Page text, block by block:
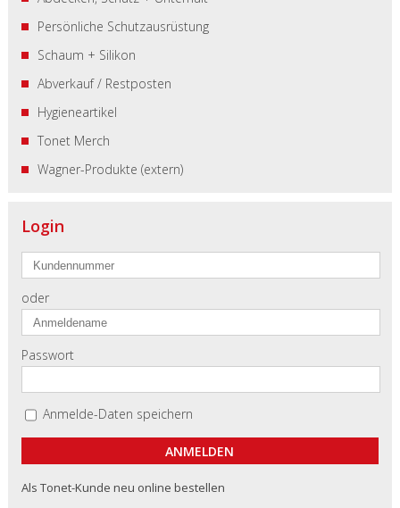
Persönliche Schutzausrüstung
Schaum + Silikon
Abverkauf / Restposten
Hygieneartikel
Tonet Merch
Wagner-Produkte (extern)
Login
oder
Passwort
Anmelde-Daten speichern
Als Tonet-Kunde neu online bestellen